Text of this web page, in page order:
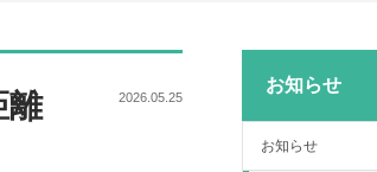
離
2026.05.25
お知らせ
お知らせ